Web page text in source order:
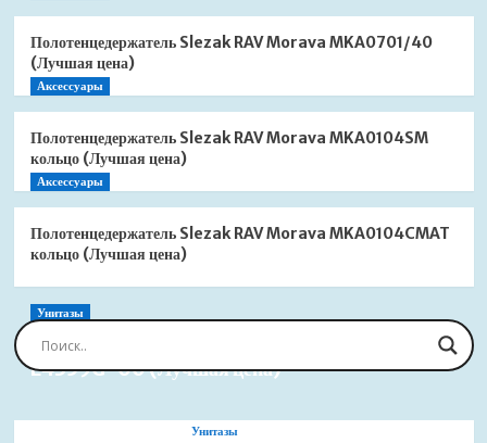
Полотенцедержатель Slezak RAV Morava MKA0701/40
(Лучшая цена)
Аксессуары
Полотенцедержатель Slezak RAV Morava MKA0104SM
кольцо (Лучшая цена)
Аксессуары
Полотенцедержатель Slezak RAV Morava MKA0104CMAT
кольцо (Лучшая цена)
Унитазы
Сиденье для унитаза Jacob Delafon Brive
E4359G-00 (Лучшая цена)
Унитазы